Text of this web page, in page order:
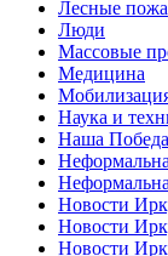
Лесные
Люди
Массовые
Медицина
Наука и
Наша Победа
Новости
Новости
Новости